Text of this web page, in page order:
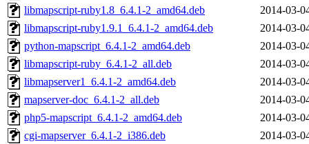
libmapscript-ruby1.8_6.4.1-2_amd64.deb
2014-03-
libmapscript-ruby1.9.1_6.4.1-2_amd64.deb
2014-03-
python-mapscript_6.4.1-2_amd64.deb
2014-03-
libmapscript-ruby_6.4.1-2_all.deb
2014-03-
libmapserver1_6.4.1-2_amd64.deb
2014-03-
mapserver-doc_6.4.1-2_all.deb
2014-03-
php5-mapscript_6.4.1-2_amd64.deb
2014-03-
cgi-mapserver_6.4.1-2_i386.deb
2014-03-